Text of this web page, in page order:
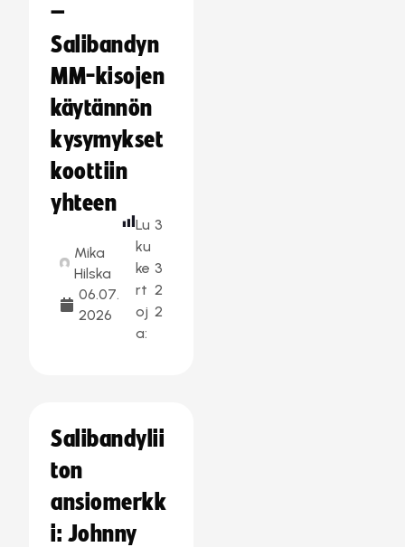
–
Salibandyn
MM-kisojen
käytännön
kysymykset
koottiin
yhteen
Mika
Hilska
06.07.
2026
Lu
ku
ke
rt
oj
a:
3
3
2
2
Salibandylii
ton
ansiomerkk
i: Johnny